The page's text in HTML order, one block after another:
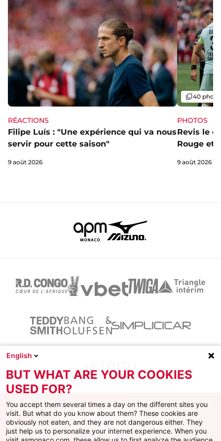
RÉACTIONS
Filipe Luís : "Une expérience qui va nous
servir pour cette saison"
9 août 2026
PHOTOS
Revis le
Rouge et
Galerie
40
9 août 2026
Facebook
X Instagram
YoutubeTikTokTwitch
English
BUT WHAT ARE YOUR COOKIES
USED FOR?
You accept them several times a day on the different sites you
visit. But what do you know about them? These cookies are
obviously not eaten, and they are not dangerous either. They
just help us to personalize your internet experience. When you